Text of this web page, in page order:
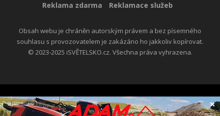
×
Reklama zdarma
Reklamace služeb
Obsah webu je chráněn autorským právem a bez písemného
souhlasu s provozovatelem je zakázáno ho jakkoliv kopírovat.
© 2023-2025 iSVĚTELSKO.cz. Všechna práva vyhrazena.
Created Bythemexpose